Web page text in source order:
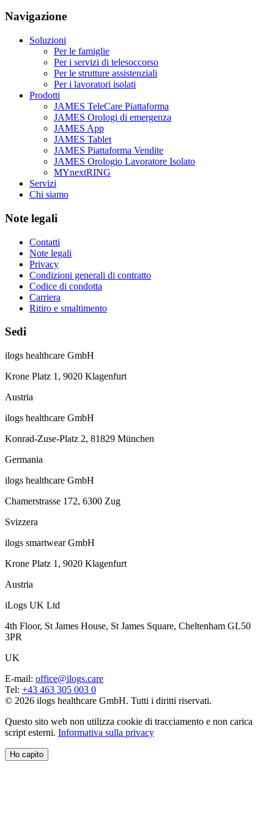
Navigazione
Soluzioni
Per le famiglie
Per i servizi di telesoccorso
Per le strutture assistenziali
Per i lavoratori isolati
Prodotti
JAMES TeleCare Piattaforma
JAMES Orologi di emergenza
JAMES App
JAMES Tablet
JAMES Piattaforma Vendite
JAMES Orologio Lavoratore Isolato
MYnextRING
Servizi
Chi siamo
Note legali
Contatti
Note legali
Privacy
Condizioni generali di contratto
Codice di condotta
Carriera
Ritiro e smaltimento
Sedi
ilogs healthcare GmbH
Krone Platz 1, 9020 Klagenfurt
Austria
ilogs healthcare GmbH
Konrad-Zuse-Platz 2, 81829 München
Germania
ilogs healthcare GmbH
Chamerstrasse 172, 6300 Zug
Svizzera
ilogs smartwear GmbH
Krone Platz 1, 9020 Klagenfurt
Austria
iLogs UK Ltd
4th Floor, St James House, St James Square, Cheltenham GL50
3PR
UK
E-mail: office@ilogs.care
Tel: +43 463 305 003 0
© 2026 ilogs healthcare GmbH. Tutti i diritti riservati.
Questo sito web non utilizza cookie di tracciamento e non carica
script esterni. Informativa sulla privacy
Ho capito